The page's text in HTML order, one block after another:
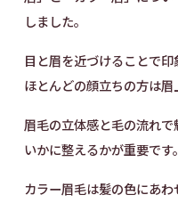
しました。
目と眉を近づけることで印
ほとんどの顔立ちの方は眉
眉毛の立体感と毛の流れ
いかに整えるかが重要です。
カラー眉毛は髪の色にあ